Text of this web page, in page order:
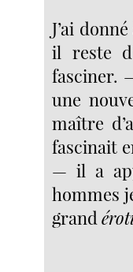
J’ai
il reste
fasciner.
une
maître
fascinait
— il a
hommes
grand